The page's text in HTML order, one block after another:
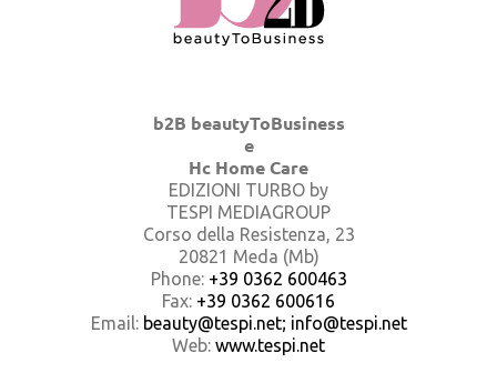
b2B beautyToBusiness
e
Hc Home Care
EDIZIONI TURBO by
TESPI MEDIAGROUP
Corso della Resistenza, 23
20821 Meda (Mb)
Phone: +39 0362 600463
Fax: +39 0362 600616
Email: beauty@tespi.net; info@tespi.net
Web: www.tespi.net